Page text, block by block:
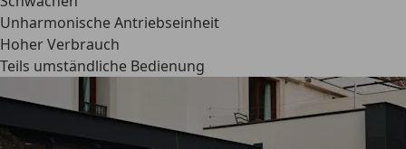
Unharmonische Antriebseinheit
Hoher Verbrauch
Teils umständliche Bedienung